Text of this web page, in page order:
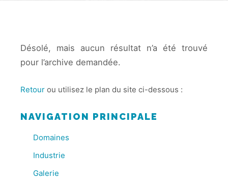
Désolé, mais aucun résultat n’a été trouvé
pour l’archive demandée.
Retour ou utilisez le plan du site ci-dessous :
NAVIGATION PRINCIPALE
Domaines
Industrie
Galerie